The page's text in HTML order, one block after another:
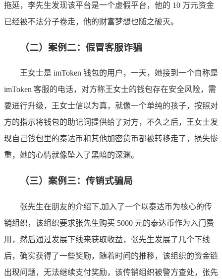
拖延，李先生发现该平台是一个虚假平台，他的 10 万元资金
已经被不法分子卷走，他的财富梦想也随之破灭。
（二）案例二：假冒客服诈骗
王女士是 imToken 钱包的用户，一天，她接到一个自称是
imToken 客服的电话，对方称王女士的钱包存在安全风险，需
要进行升级，王女士信以为真，就像一个单纯的孩子，按照对
方的指示将钱包的助记词提供给了对方，不久之后，王女士发
现自己钱包里的泰达币和其他加密货币都被转移走了，损失惨
重，她的心情就像坠入了黑暗的深渊。
（三）案例三：传销式骗局
张先生在朋友的介绍下,加入了一个以泰达币为核心的传
销组织，该组织要求张先生购买 5000 元的泰达币作为入门费
用，然后通过发展下线来获取收益，张先生发展了几个下线
后，确实获得了一些奖励，随着时间的推移，该组织的资金链
出现问题，无法继续支付奖励，该传销组织被警方查处，张先